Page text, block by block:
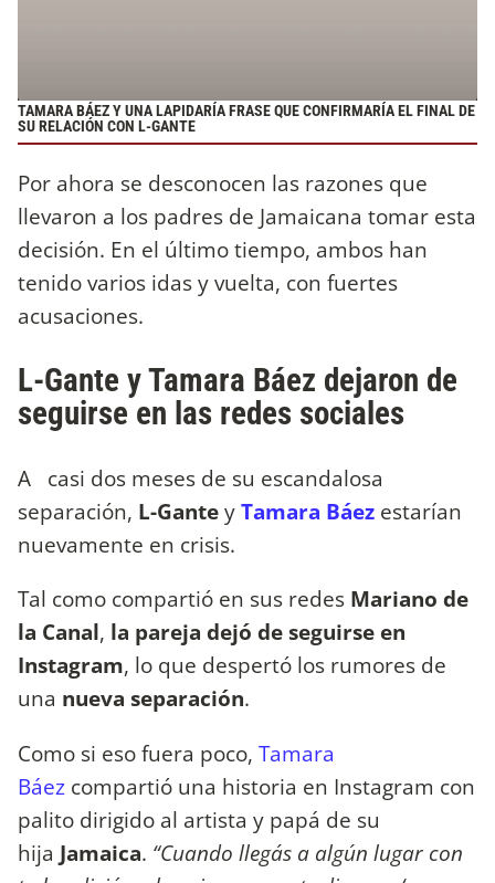
TAMARA BÁEZ Y UNA LAPIDARÍA FRASE QUE CONFIRMARÍA EL FINAL DE
SU RELACIÓN CON L-GANTE
Por ahora se desconocen las razones que
llevaron a los padres de Jamaicana tomar esta
decisión. En el último tiempo, ambos han
tenido varios idas y vuelta, con fuertes
acusaciones.
L-Gante y Tamara Báez dejaron de
seguirse en las redes sociales
A casi dos meses de su escandalosa
separación, L-GanteyTamara Báez estarían
nuevamente en crisis.
Tal como compartió en sus redes Mariano de
la Canal, la pareja dejó de seguirse en
Instagram, lo que despertó los rumores de
una nueva separación.
Como si eso fuera poco, Tamara
Báez compartió una historia en Instagram con
palito dirigido al artista y papá de su
hija Jamaica. “Cuando llegás a algún lugar con